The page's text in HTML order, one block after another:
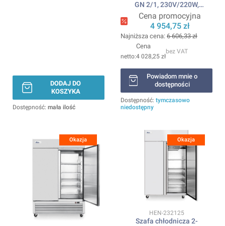
DODAJ DO
KOSZYKA
Dostępność: mała ilość
GN 2/1, 230V/220W,
730x800x(H)2096mm
ARKTIC
Cena promocyjna
4 954,75 zł
Najniższa cena: 6 606,33 zł
Cena
4 028,25 zł
bez VAT
Powiadom mnie o
dostępności
Dostępność: tymczasowo
niedostępny
Okazja Okazja
Kod produktu
HEN-232125
Szafa chłodnicza 2-